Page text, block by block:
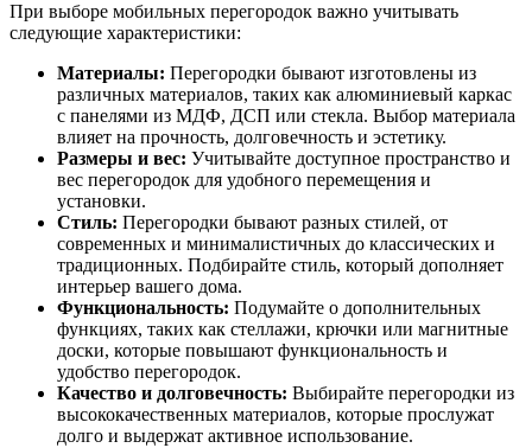
При выборе мобильных перегородок важно учитывать
следующие характеристики:
Материалы: Перегородки бывают изготовлены из
различных материалов, таких как алюминиевый каркас
с панелями из МДФ, ДСП или стекла. Выбор материала
влияет на прочность, долговечность и эстетику.
Размеры и вес: Учитывайте доступное пространство и
вес перегородок для удобного перемещения и
установки.
Стиль: Перегородки бывают разных стилей, от
современных и минималистичных до классических и
традиционных. Подбирайте стиль, который дополняет
интерьер вашего дома.
Функциональность: Подумайте о дополнительных
функциях, таких как стеллажи, крючки или магнитные
доски, которые повышают функциональность и
удобство перегородок.
Качество и долговечность: Выбирайте перегородки из
высококачественных материалов, которые прослужат
долго и выдержат активное использование.